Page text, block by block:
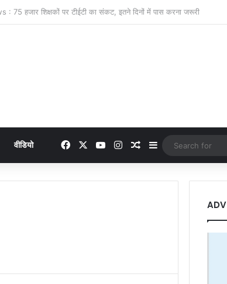
पंप पर फर्जी ऑनलाइन पेमेंट दिखाकर ठगी करने वाला युवक गिरफ्तार
वीडियो FacebookYouTubeInstagramRandom Article
Sidebar
ADV